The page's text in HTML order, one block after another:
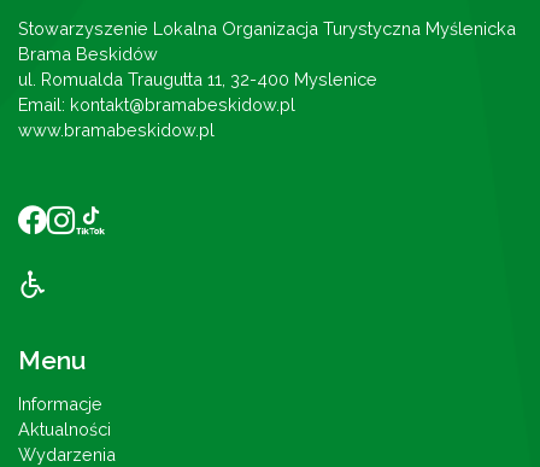
Stowarzyszenie Lokalna Organizacja Turystyczna Myślenicka
Brama Beskidów
ul. Romualda Traugutta 11, 32-400 Myslenice
Email: kontakt@bramabeskidow.pl
www.bramabeskidow.pl
Menu
Informacje
Aktualności
Wydarzenia